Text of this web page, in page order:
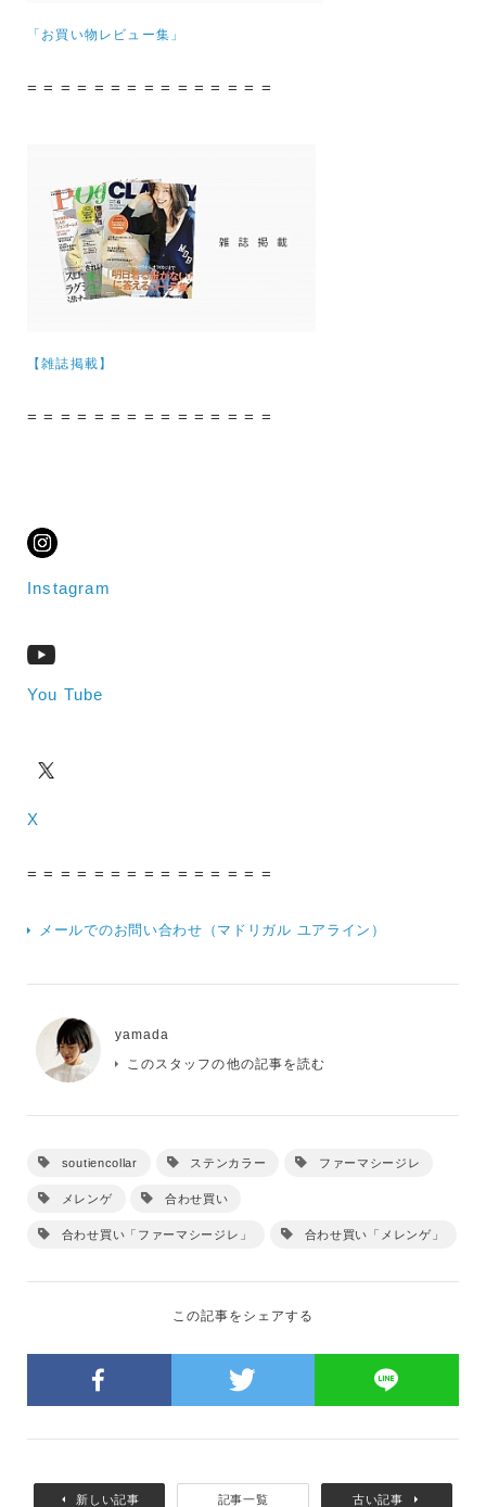
「お買い物レビュー集」
= = = = = = = = = = = = = = =
【雑誌掲載】
= = = = = = = = = = = = = = =
Instagram
You Tube
X
= = = = = = = = = = = = = = =
メールでのお問い合わせ（マドリガル ユアライン）
yamada
このスタッフの他の記事を読む
soutiencollar ステンカラー ファーマシージレ
メレンゲ 合わせ買い
合わせ買い「ファーマシージレ」 合わせ買い「メレンゲ」
この記事をシェアする
新しい記事 記事一覧 古い記事